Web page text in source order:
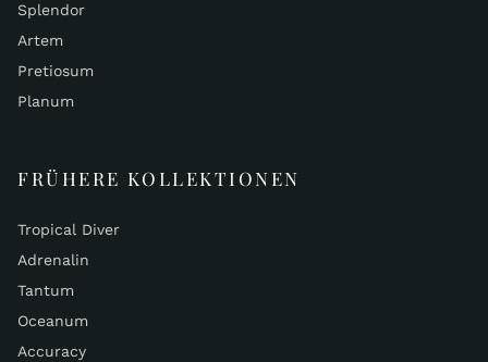
Splendor
Artem
Pretiosum
Planum
FRÜHERE KOLLEKTIONEN
Tropical Diver
Adrenalin
Tantum
Oceanum
Accuracy